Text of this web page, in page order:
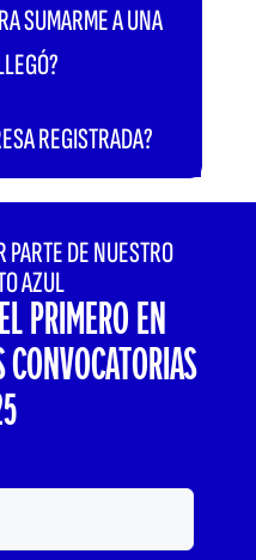
SUMARME A UNA
REGISTRADA?
PARTE DE NUESTRO
AZUL
PRIMERO EN